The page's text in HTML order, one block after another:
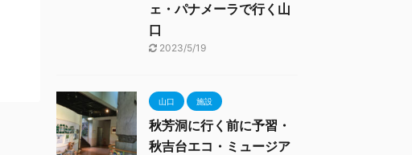
ェ・パナメーラで行く山
口
2023/5/19
山口 施設
秋芳洞に行く前に予習・
秋吉台エコ・ミュージア